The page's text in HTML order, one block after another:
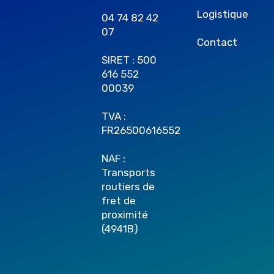
04 74 82 42
07
SIRET : 500
616 552
00039
TVA :
FR26500616552
NAF :
Transports
routiers de
fret de
proximité
(4941B)
Logistique
Contact